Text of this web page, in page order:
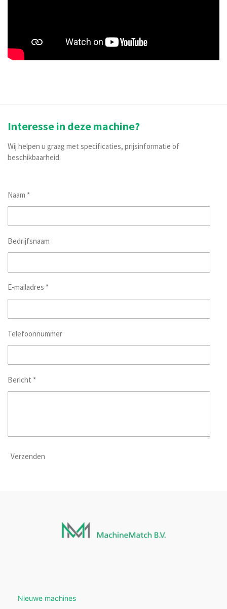
Interesse in deze machine?
Wij helpen u graag met specificaties, prijsinformatie of
beschikbaarheid.
Naam *
Bedrijfsnaam
E-mailadres *
Telefoonnummer
Bericht *
Verzenden
Nieuwe machines